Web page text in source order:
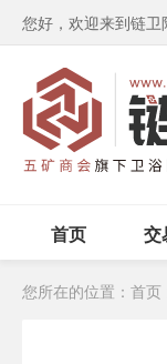
您好，欢迎来到链卫
首页 交
您所在的位置： 首页